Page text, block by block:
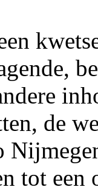
de
tot een